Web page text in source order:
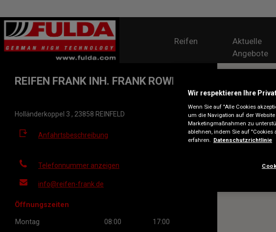
Reifen
Aktuelle
Angebote
REIFEN FRANK INH. FRANK ROWLIN
Holländerkoppel 3 , 23858 REINFELD
Anfahrtsbeschreibung
Telefonnummer anzeigen
info@reifen-frank.de
Öffnungszeiten
Montag 08:00
17:00
Wir respektieren Ihre
Wenn Sie auf "Alle Cookies
um die Navigation auf der
Marketingmaßnahmen zu
ablehnen, indem Sie auf
erfahren. Datenschutzrichtlinie